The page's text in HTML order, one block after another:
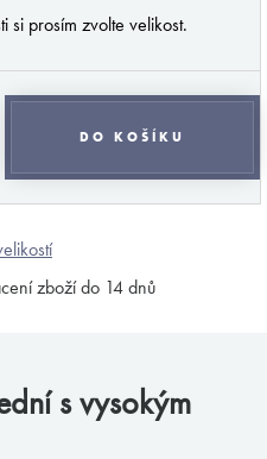
si prosím zvolte velikost.
DO KOŠÍKU
zboží do 14 dnů
s vysokým
muže
říci
a s tím spojené
a